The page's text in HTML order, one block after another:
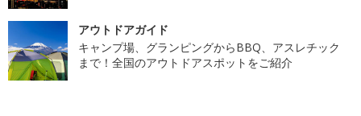
アウトドアガイド
キャンプ場、グランピングからBBQ、アスレチック
まで！全国のアウトドアスポットをご紹介